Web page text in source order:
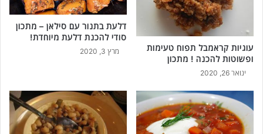
עוגיות קראמבל תפוח טעימות
ופשוטות להכנה ! מתכון
ינואר 26, 2020
דלעת בתנור עם סילאן – מתכון
סודי להכנת דלעת מיוחדת!
מרץ 3, 2020